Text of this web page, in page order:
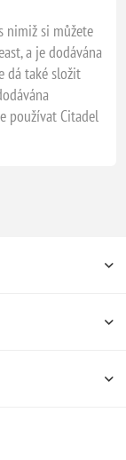
nimiž si můžete
a je dodávána
dá také složit
používat Citadel